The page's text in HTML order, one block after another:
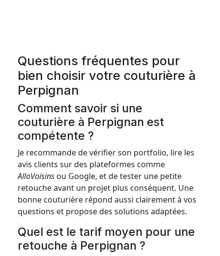
Questions fréquentes pour
bien choisir votre couturière à
Perpignan
Comment savoir si une
couturière à Perpignan est
compétente ?
Je recommande de vérifier son portfolio, lire les
avis clients sur des plateformes comme
AlloVoisins ou Google, et de tester une petite
retouche avant un projet plus conséquent. Une
bonne couturière répond aussi clairement à vos
questions et propose des solutions adaptées.
Quel est le tarif moyen pour une
retouche à Perpignan ?